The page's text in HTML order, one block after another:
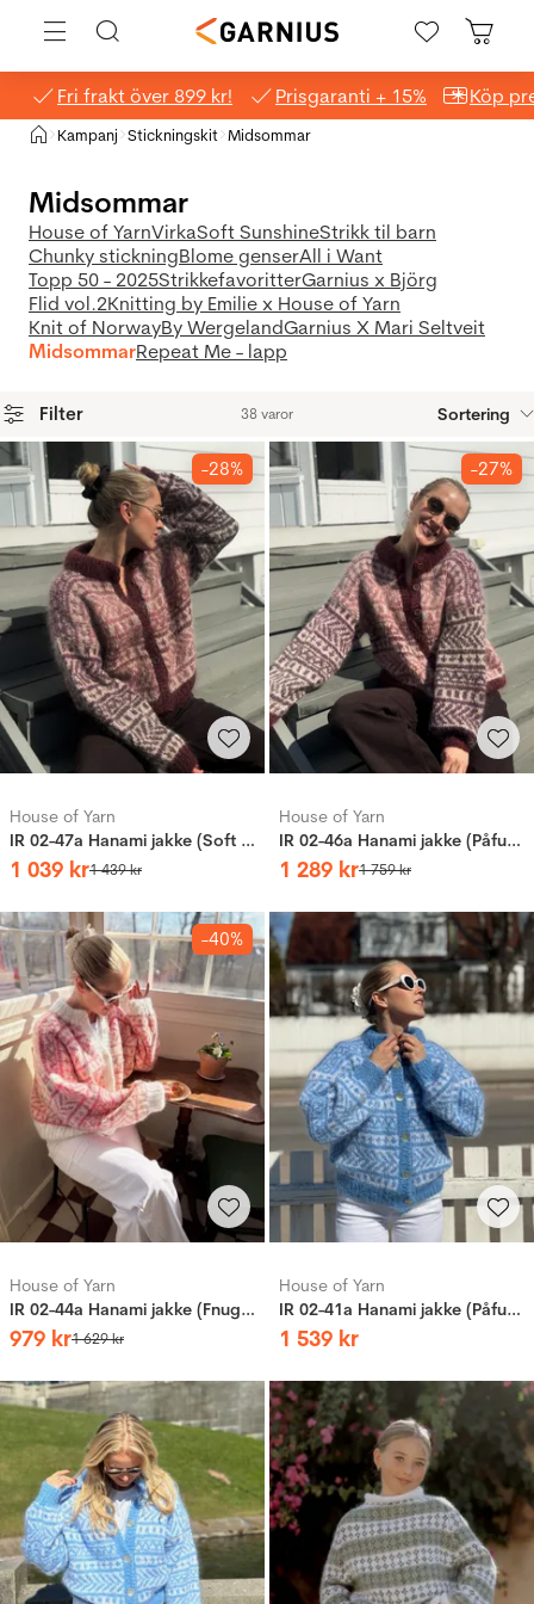
Fri frakt över 899 kr! Prisgaranti + 15% Köp
Hem
>Kampanj >Stickningskit >
Midsommar
Midsommar
House of YarnVirkaSoft SunshineStrikk til barn
Chunky stickningBlome genserAll i Want
Topp 50 - 2025StrikkefavoritterGarnius x Björg
Flid vol.2Knitting by Emilie x House of Yarn
Knit of NorwayBy WergelandGarnius X Mari Seltveit
MidsommarRepeat Me - lapp
Filter 38 varor Sortering
Produkter
-28%
House of Yarn
IR 02-47a Hanami jakke (Soft og Caness)
1 039 kr1 439kr
-27%
House of Yarn
IR 02-46a Hanami jakke (Påfugl in Paris og Caness)
1 289 kr1 759kr
-40%
House of Yarn
IR 02-44a Hanami jakke (Fnugg in Florence)
979 kr1 629kr
House of Yarn
IR 02-41a Hanami jakke (Påfugl in Paris)
1 539 kr